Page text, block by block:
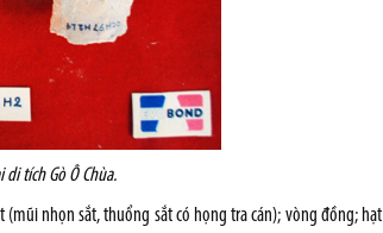
tích Gò Ô Chùa.
(mũi nhọn sắt, thuổng sắt có họng tra cán); vòng đồng; hạt